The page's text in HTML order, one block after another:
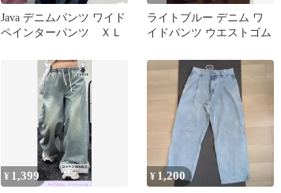
Java デニムパンツ ワイド
ペインターパンツ ＸＬ
ライトブルー デニム ワ
イドパンツ ウエストゴム
¥ 1,399 ¥ 1,200